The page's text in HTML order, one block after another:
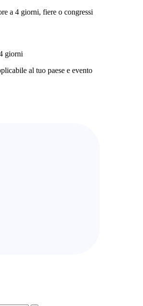
a 4 giorni, fiere o congressi
giorni
al tuo paese e evento